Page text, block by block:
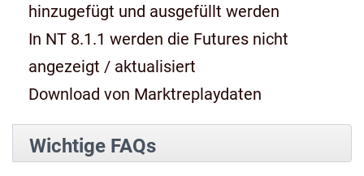
hinzugefügt und ausgefüllt werden
In NT 8.1.1 werden die Futures nicht
angezeigt / aktualisiert
Download von Marktreplaydaten
Wichtige FAQs